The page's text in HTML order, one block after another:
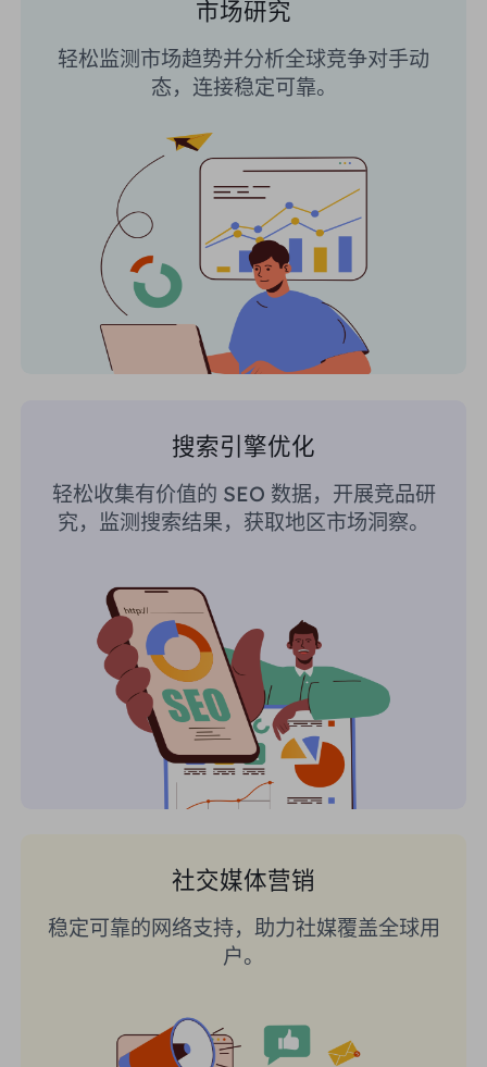
市场研究
轻松监测市场趋势并分析全球竞争对手动
态，连接稳定可靠。
搜索引擎优化
轻松收集有价值的 SEO 数据，开展竞品研
究，监测搜索结果，获取地区市场洞察。
社交媒体营销
稳定可靠的网络支持，助力社媒覆盖全球用
户。